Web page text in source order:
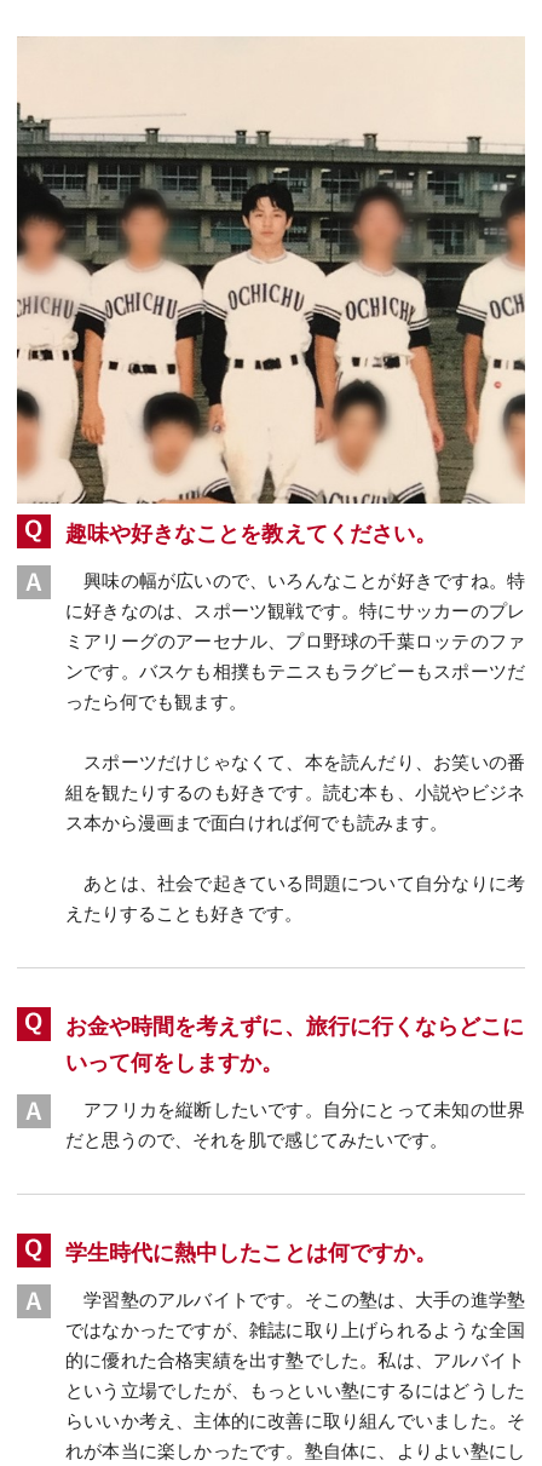
趣味や好きなことを教えてください。
興味の幅が広いので、いろんなことが好きですね。特
に好きなのは、スポーツ観戦です。特にサッカーのプレ
ミアリーグのアーセナル、プロ野球の千葉ロッテのファ
ンです。バスケも相撲もテニスもラグビーもスポーツだ
ったら何でも観ます。
スポーツだけじゃなくて、本を読んだり、お笑いの番
組を観たりするのも好きです。読む本も、小説やビジネ
ス本から漫画まで面白ければ何でも読みます。
あとは、社会で起きている問題について自分なりに考
えたりすることも好きです。
お金や時間を考えずに、旅行に行くならどこに
いって何をしますか。
アフリカを縦断したいです。自分にとって未知の世界
だと思うので、それを肌で感じてみたいです。
学生時代に熱中したことは何ですか。
学習塾のアルバイトです。そこの塾は、大手の進学塾
ではなかったですが、雑誌に取り上げられるような全国
的に優れた合格実績を出す塾でした。私は、アルバイト
という立場でしたが、もっといい塾にするにはどうした
らいいか考え、主体的に改善に取り組んでいました。そ
れが本当に楽しかったです。塾自体に、よりよい塾にし